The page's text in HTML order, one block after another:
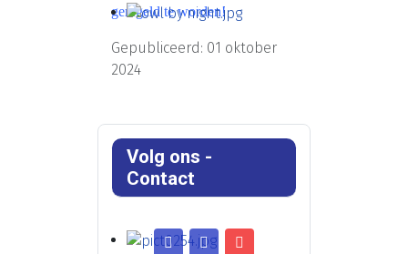
geregeld te worden!
Gepubliceerd: 01 oktober
2024
Volg ons -
Contact